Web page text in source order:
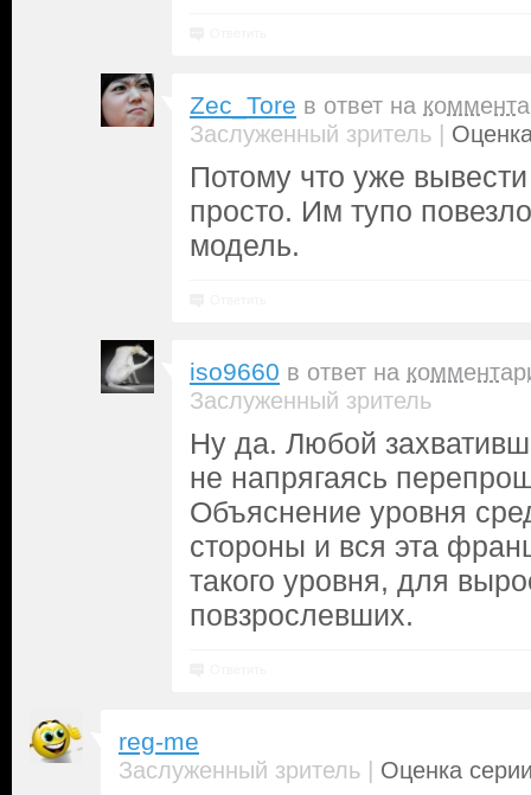
Zec_Tore в ответ на
Заслуженный зритель |
Потому что уже
просто. Им тупо
модель.
iso9660 в ответ на
Заслуженный зритель
Ну да. Любой
не напрягаясь
Объяснение уровня
стороны и вся эта
такого уровня, для
повзрослевших.
reg-me
Заслуженный зритель | Оценка